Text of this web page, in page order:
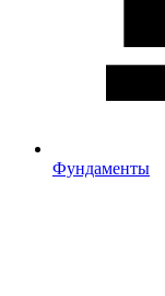
Фундаменты